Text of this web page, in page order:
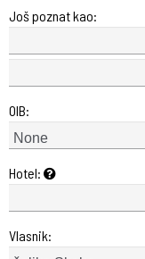
Još poznat kao:
OIB:
Hotel:
Vlasnik: